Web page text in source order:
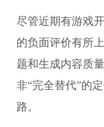
尽管近期有游戏
的负面评价有所
题和生成内容质
非“完全替代”的
路。